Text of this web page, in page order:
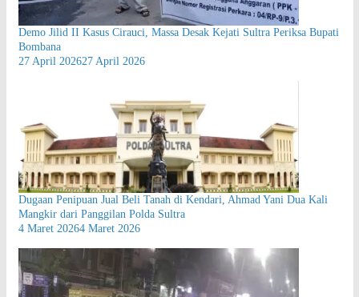
Demo Jilid II Kasus Cirauci, Massa Desak Kejati Sultra Periksa Bupati
Bombana
27 April 202627 April 2026
Dugaan Penipuan Jual Beli Tanah di Kendari, Ahmad Yani Dua Kali
Mangkir dari Panggilan Polda Sultra
4 Maret 20264 Maret 2026